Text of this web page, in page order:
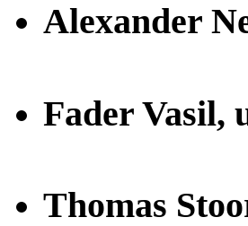
Alexander
Fader Vasil,
Thomas